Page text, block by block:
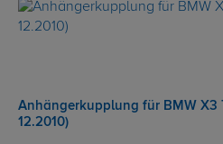
Anhängerkupplung für BMW X3
12.2010)